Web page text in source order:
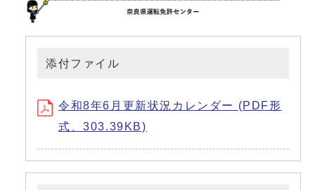
添付ファイル
令和8年6月更新状況カレンダー (PDF形
式、303.39KB)